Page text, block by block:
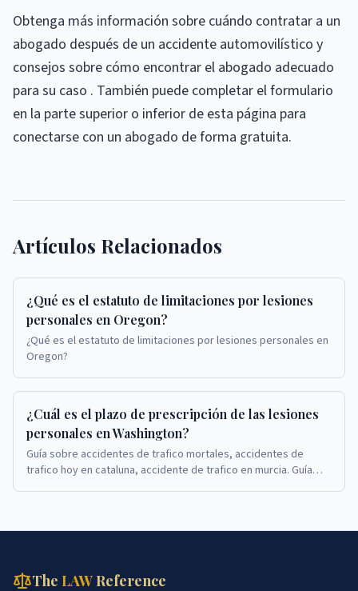
Obtenga más información sobre cuándo contratar a un
abogado después de un accidente automovilístico y
consejos sobre cómo encontrar el abogado adecuado
para su caso . También puede completar el formulario
en la parte superior o inferior de esta página para
conectarse con un abogado de forma gratuita.
Artículos Relacionados
¿Qué es el estatuto de limitaciones por lesiones
personales en Oregon?
¿Qué es el estatuto de limitaciones por lesiones personales en
Oregon?
¿Cuál es el plazo de prescripción de las lesiones
personales en Washington?
Guía sobre accidentes de trafico mortales, accidentes de
trafico hoy en cataluna, accidente de trafico en murcia. Guía
The LAWReference